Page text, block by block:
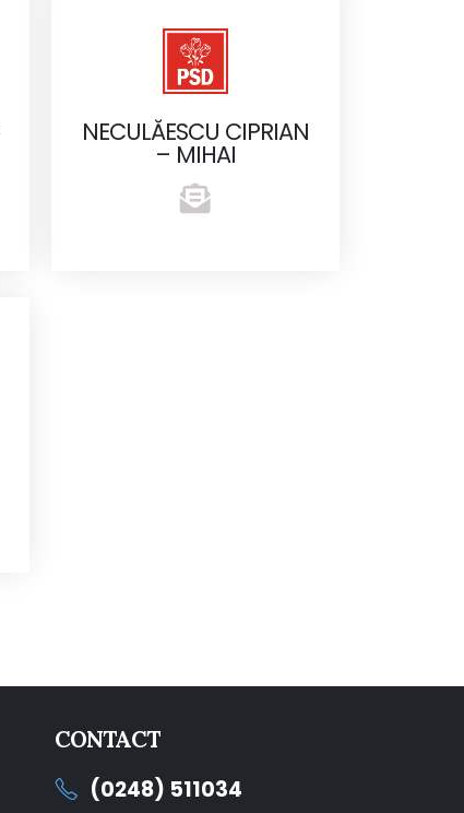
NECULĂESCU CIPRIAN
– MIHAI
CONTACT
(0248) 511034